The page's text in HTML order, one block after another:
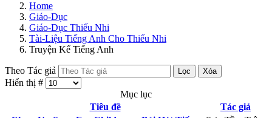
Home
Giáo-Dục
Giáo-Dục Thiếu Nhi
Tài-Liệu Tiếng Anh Cho Thiếu Nhi
Truyện Kể Tiếng Anh
Theo Tác giả Lọc Xóa
Hiển thị #
Mục lục
Tiêu đề
Tác giả